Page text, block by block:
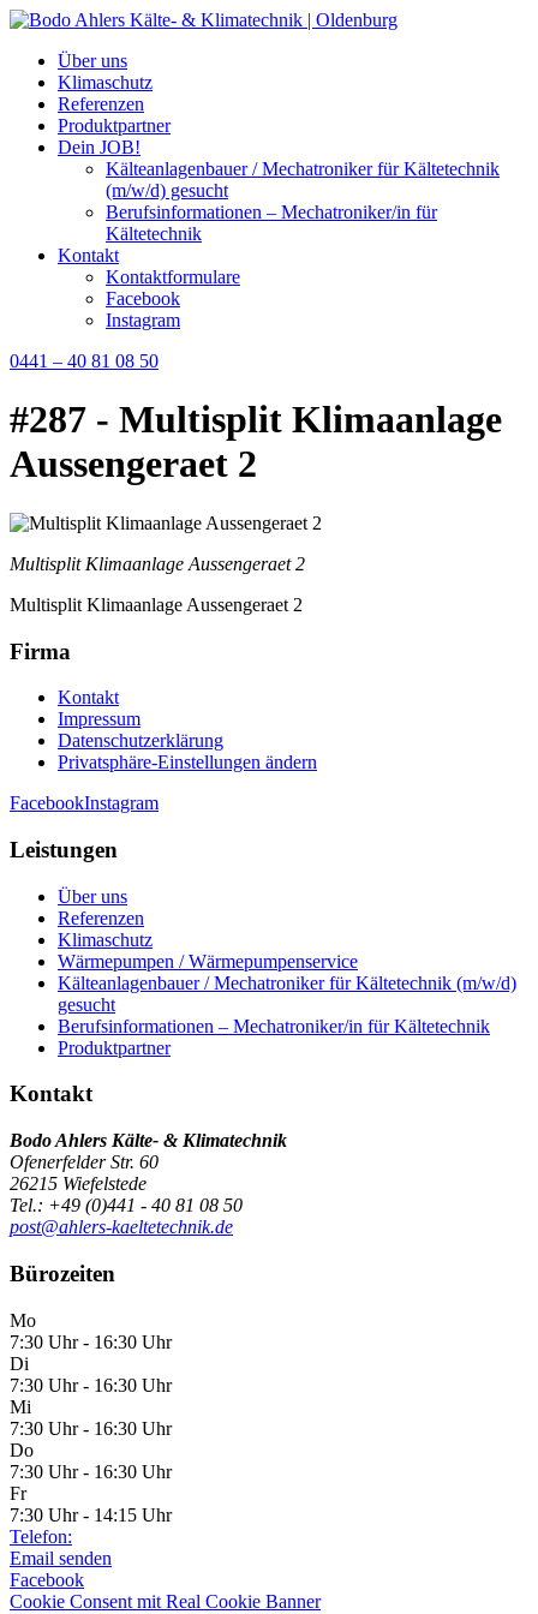
Über uns
Klimaschutz
Referenzen
Produktpartner
Dein JOB!
Kälteanlagenbauer / Mechatroniker für Kältetechnik
(m/w/d) gesucht
Berufsinformationen – Mechatroniker/in für
Kältetechnik
Kontakt
Kontaktformulare
Facebook
Instagram
0441 – 40 81 08 50
#287 - Multisplit Klimaanlage
Aussengeraet 2
Multisplit Klimaanlage Aussengeraet 2
Multisplit Klimaanlage Aussengeraet 2
Firma
Kontakt
Impressum
Datenschutzerklärung
Privatsphäre-Einstellungen ändern
FacebookInstagram
Leistungen
Über uns
Referenzen
Klimaschutz
Wärmepumpen / Wärmepumpenservice
Kälteanlagenbauer / Mechatroniker für Kältetechnik (m/w/d)
gesucht
Berufsinformationen – Mechatroniker/in für Kältetechnik
Produktpartner
Kontakt
Bodo Ahlers Kälte- & Klimatechnik
Ofenerfelder Str. 60
26215 Wiefelstede
Tel.: +49 (0)441 - 40 81 08 50
post@ahlers-kaeltetechnik.de
Bürozeiten
Mo
7:30 Uhr - 16:30 Uhr
Di
7:30 Uhr - 16:30 Uhr
Mi
7:30 Uhr - 16:30 Uhr
Do
7:30 Uhr - 16:30 Uhr
Fr
7:30 Uhr - 14:15 Uhr
Telefon:
Email senden
Facebook
Cookie Consent mit Real Cookie Banner